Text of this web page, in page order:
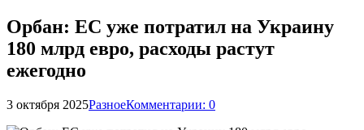
Орбан: ЕС уже потратил на Украину
180 млрд евро, расходы растут
ежегодно
3 октября 2025РазноеКомментарии: 0